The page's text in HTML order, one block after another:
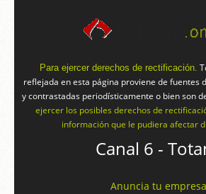
Para ejercer derechos de rectificación.
reflejada en esta página proviene de fuentes
y contrastadas periodísticamente o bien son
ejercer los posibles derechos de
información que le pudiera afectar
Canal 6 -
Anuncia tu empresa